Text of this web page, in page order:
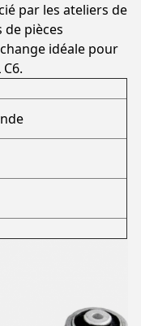
par les ateliers de
pièces
idéale pour